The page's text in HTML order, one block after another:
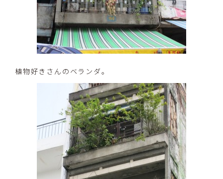
植物好きさんのベランダ。